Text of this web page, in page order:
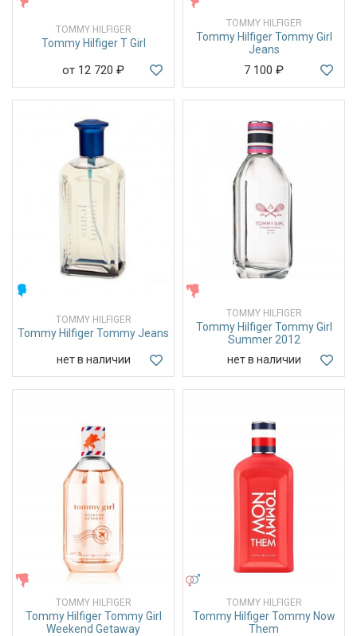
TOMMY HILFIGER
Tommy Hilfiger T Girl
от 12 720 ₽
TOMMY HILFIGER
Tommy Hilfiger Tommy Girl
Jeans
7 100 ₽
TOMMY HILFIGER
Tommy Hilfiger Tommy Jeans
нет в наличии
TOMMY HILFIGER
Tommy Hilfiger Tommy Girl
Summer 2012
нет в наличии
ЖЕНСКИЕ
TOMMY HILFIGER
Tommy Hilfiger Tommy Girl
Weekend Getaway
TOMMY HILFIGER
Tommy Hilfiger Tommy Now
Them